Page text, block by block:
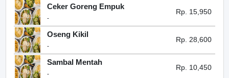
Ceker Goreng Empuk
-
Rp. 15,950
Oseng Kikil
-
Rp. 28,600
Sambal Mentah
-
Rp. 10,450